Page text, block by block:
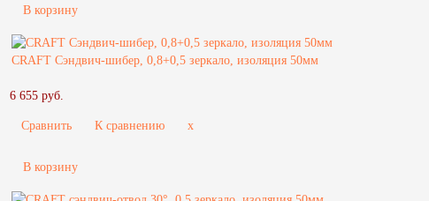
В корзину
CRAFT Сэндвич-шибер, 0,8+0,5 зеркало, изоляция 50мм
6 655 руб.
Сравнить К сравнению x
В корзину